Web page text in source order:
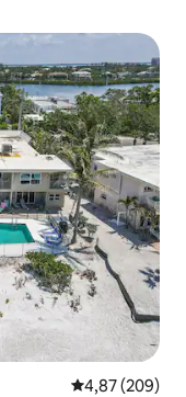
Priemerné
4,87 (209)